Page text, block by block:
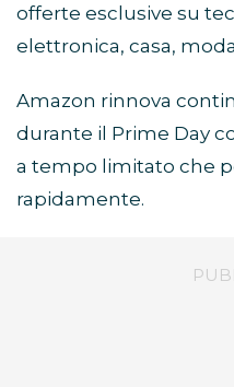
offerte esclusive su
elettronica, casa,
Amazon rinnova
durante il Prime Day
a tempo limitato che
rapidamente.